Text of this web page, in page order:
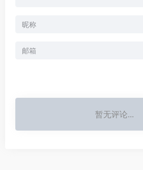
暂无评论...